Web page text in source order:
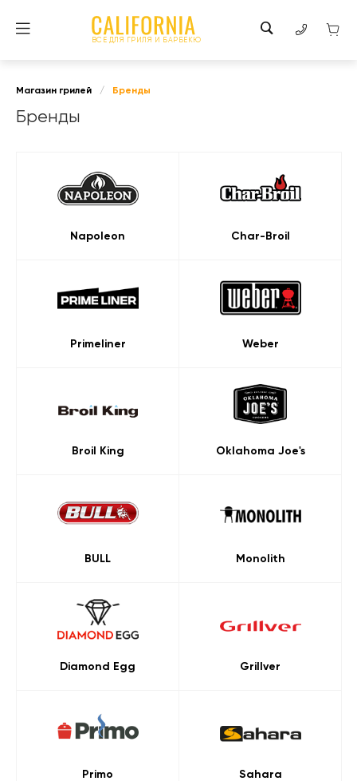
ВСЕ ДЛЯ ГРИЛЯ И БАРБЕКЮ
Магазин грилей / Бренды
Бренды
Napoleon Char-Broil
Primeliner Weber
Broil King Oklahoma Joe's
BULL Monolith
Diamond Egg Grillver
Primo Sahara